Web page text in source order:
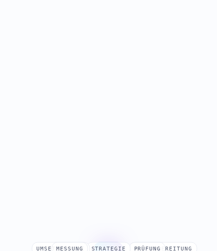
DATEN ANALYSE
KI-VORBEREITUNG
PRÜFUNG
STRATEGIE
FREIGABE
UMSETZUNG
MESSUNG